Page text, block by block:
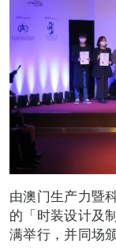
由澳门生产力暨
的「时装设计及
满举行，并同场